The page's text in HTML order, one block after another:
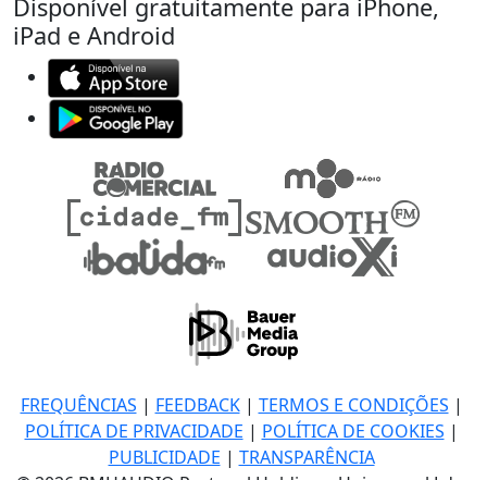
Disponível gratuitamente para iPhone,
iPad e Android
FREQUÊNCIAS | FEEDBACK| TERMOS E CONDIÇÕES |
POLÍTICA DE PRIVACIDADE | POLÍTICA DE COOKIES |
PUBLICIDADE | TRANSPARÊNCIA